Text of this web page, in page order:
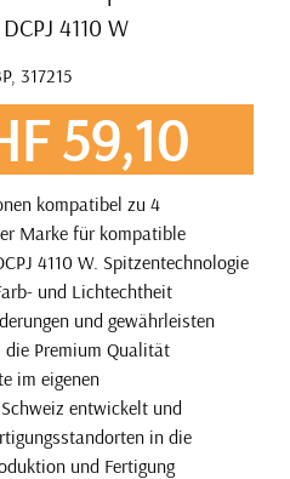
4110 W
317215
59,10
kompatibel zu 4
Marke für kompatible
4110 W. Spitzentechnologie
und Lichtechtheit
und gewährleisten
Premium Qualität
im eigenen
entwickelt und
in die
und Fertigung